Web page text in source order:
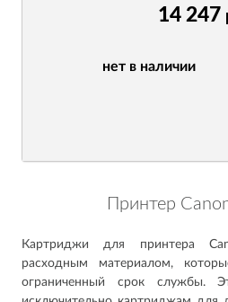
14 247
нет в наличии
Принтер
Картриджи для принтера
расходным материалом,
ограниченный срок службы.